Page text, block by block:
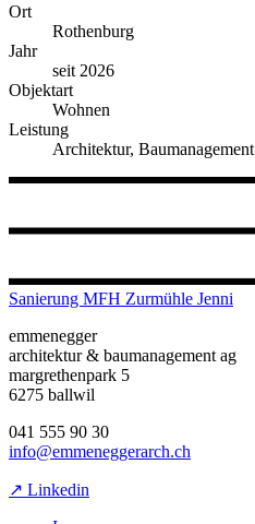
Ort
Rothenburg
Jahr
seit 2026
Objektart
Wohnen
Leistung
Architektur, Baumanagement
Sanierung MFH Zurmühle Jenni
emmenegger
architektur & baumanagement ag
margrethenpark 5
6275 ballwil
041 555 90 30
info@emmeneggerarch.ch
↗ Linkedin